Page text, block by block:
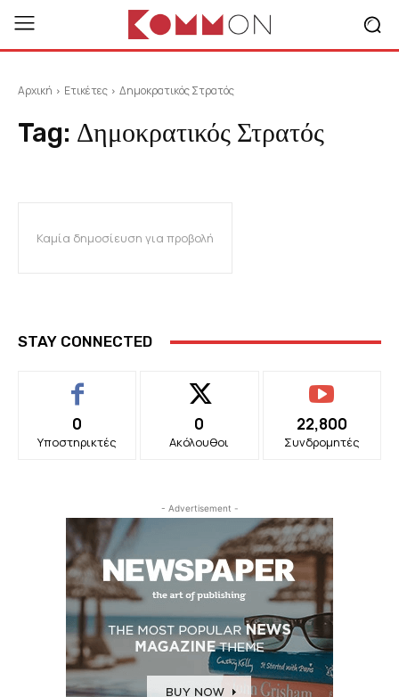
Αρχική Ετικέτες Δημοκρατικός Στρατός
Tag: Δημοκρατικός Στρατός
Καμία δημοσίευση για προβολή
STAY CONNECTED
0
Υποστηρικτές
0
Ακόλουθοι
22,800
Συνδρομητές
- Advertisement -